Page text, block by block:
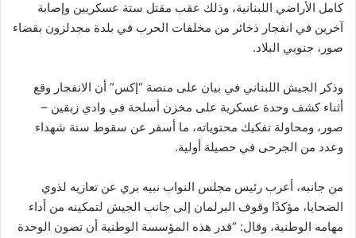
كامل الأراضي اللبنانية، وذلك عقب مقتل ستة عسكريين وإصابة
آخرين في انفجار ذخائر من مخلفات الحرب في بلدة مجدلزون بقضاء
صور، جنوبي البلاد.
وذكر الجيش اللبناني في بيان على منصة “إكس” أن الانفجار وقع
أثناء كشف وحدة عسكرية على مخزن أسلحة في وادي زبقين –
صور، ومحاولة تفكيك محتوياته، ما أسفر عن سقوط ستة شهداء
وعدد من الجرحى في حصيلة أولية.
من جانبه، أعرب رئيس مجلس النواب نبيه بري عن تعازيه لذوي
الضحايا، مؤكدًا وقوف البرلمان إلى جانب الجيش لتمكينه من أداء
مهامه الوطنية، وقال: “قدر هذه المؤسسة الوطنية أن تصون الوحدة